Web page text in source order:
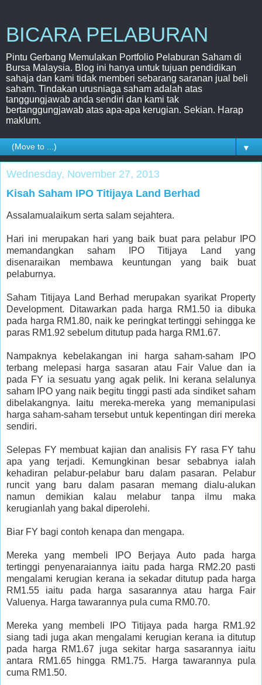
BICARA PELABURAN
Pintu Gerbang Memulakan Portfolio Pelaburan Saham di
Bursa Malaysia. Blog ini hanya untuk tujuan pendidikan
sahaja dan kami tidak memberi sebarang saranan jual beli
saham. Tindakan urusniaga saham adalah atas
tanggungjawab anda sendiri dan kami tak
bertanggungjawab atas apa-apa kerugian. Sekian. Harap
maklum.
▼
Wednesday, November 27, 2013
Kisah Saham IPO Titijaya Land Berhad
Assalamualaikum serta salam sejahtera.
Hari ini merupakan hari yang baik buat para pelabur IPO
memandangkan saham IPO Titijaya Land yang
disenaraikan membawa keuntungan yang baik buat
pelaburnya.
Saham Titijaya Land Berhad merupakan syarikat Property
Development. Ditawarkan pada harga RM1.50 ia dibuka
pada harga RM1.80, naik ke peringkat tertinggi sehingga ke
paras RM1.92 sebelum ditutup pada harga RM1.67.
Nampaknya kebelakangan ini harga saham-saham IPO
terbang melepasi harga sasaran atau Fair Value dan ia
pada FY ia sesuatu yang agak pelik. Ini kerana selalunya
saham IPO yang naik begitu tinggi pasti ada sindiket saham
dibelakangnya. Iaitu mereka-mereka yang memanipulasi
harga saham-saham tersebut untuk kepentingan diri mereka
sendiri.
Selepas FY membuat kajian dan analisis FY rasa FY tahu
apa yang terjadi. Kemungkinan besar sebabnya ialah
kehadiran pelabur-pelabur baru dalam pasaran. Pelabur
runcit yang baru dalam pasaran memang dialu-alukan
namun demikian kalau melabur tanpa ilmu maka
kerugianlah yang bakal diperolehi.
Biar FY bagi contoh kenapa dan mengapa.
Mereka yang membeli IPO Berjaya Auto pada harga
tertinggi penyenaraiannya iaitu pada harga RM2.20 pasti
mengalami kerugian kerana ia sekadar ditutup pada harga
RM1.55 iaitu pada harga sasarannya atau harga Fair
Valuenya. Harga tawarannya pula cuma RM0.70.
Mereka yang membeli IPO Titijaya pada harga RM1.92
siang tadi juga akan mengalami kerugian kerana ia ditutup
pada harga RM1.67 juga sekitar harga sasarannya iaitu
antara RM1.65 hingga RM1.75. Harga tawarannya pula
cuma RM1.50.